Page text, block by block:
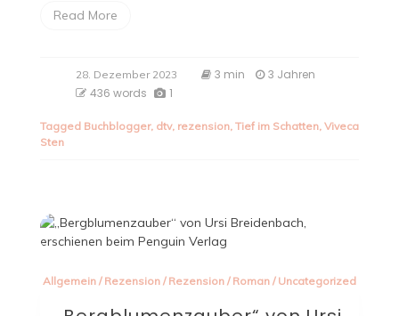
Read More
28. Dezember 2023 3 min
3 Jahren
436 words
1
Tagged Buchblogger, dtv, rezension, Tief im Schatten, Viveca
Sten
Allgemein/ Rezension/ Rezension/ Roman/ Uncategorized